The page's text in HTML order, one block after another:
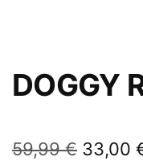
DOGGY
59,99€ 33,00